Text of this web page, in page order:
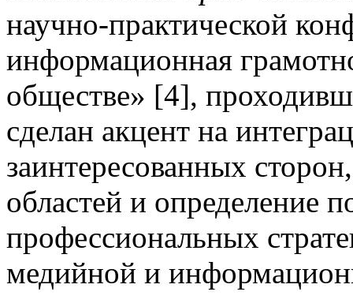
научно-практической
информационная
обществе» [4],
сделан акцент на
заинтересованных
областей и определение
профессиональных
медийной и